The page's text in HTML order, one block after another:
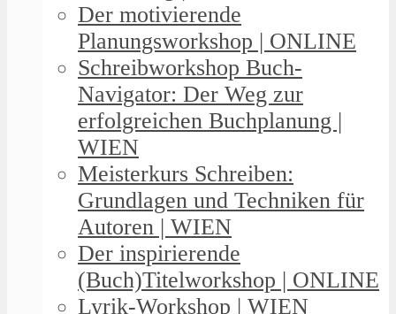
Der motivierende
Planungsworkshop | ONLINE
Schreibworkshop Buch-
Navigator: Der Weg zur
erfolgreichen Buchplanung |
WIEN
Meisterkurs Schreiben:
Grundlagen und Techniken für
Autoren | WIEN
Der inspirierende
(Buch)Titelworkshop | ONLINE
Lyrik-Workshop | WIEN